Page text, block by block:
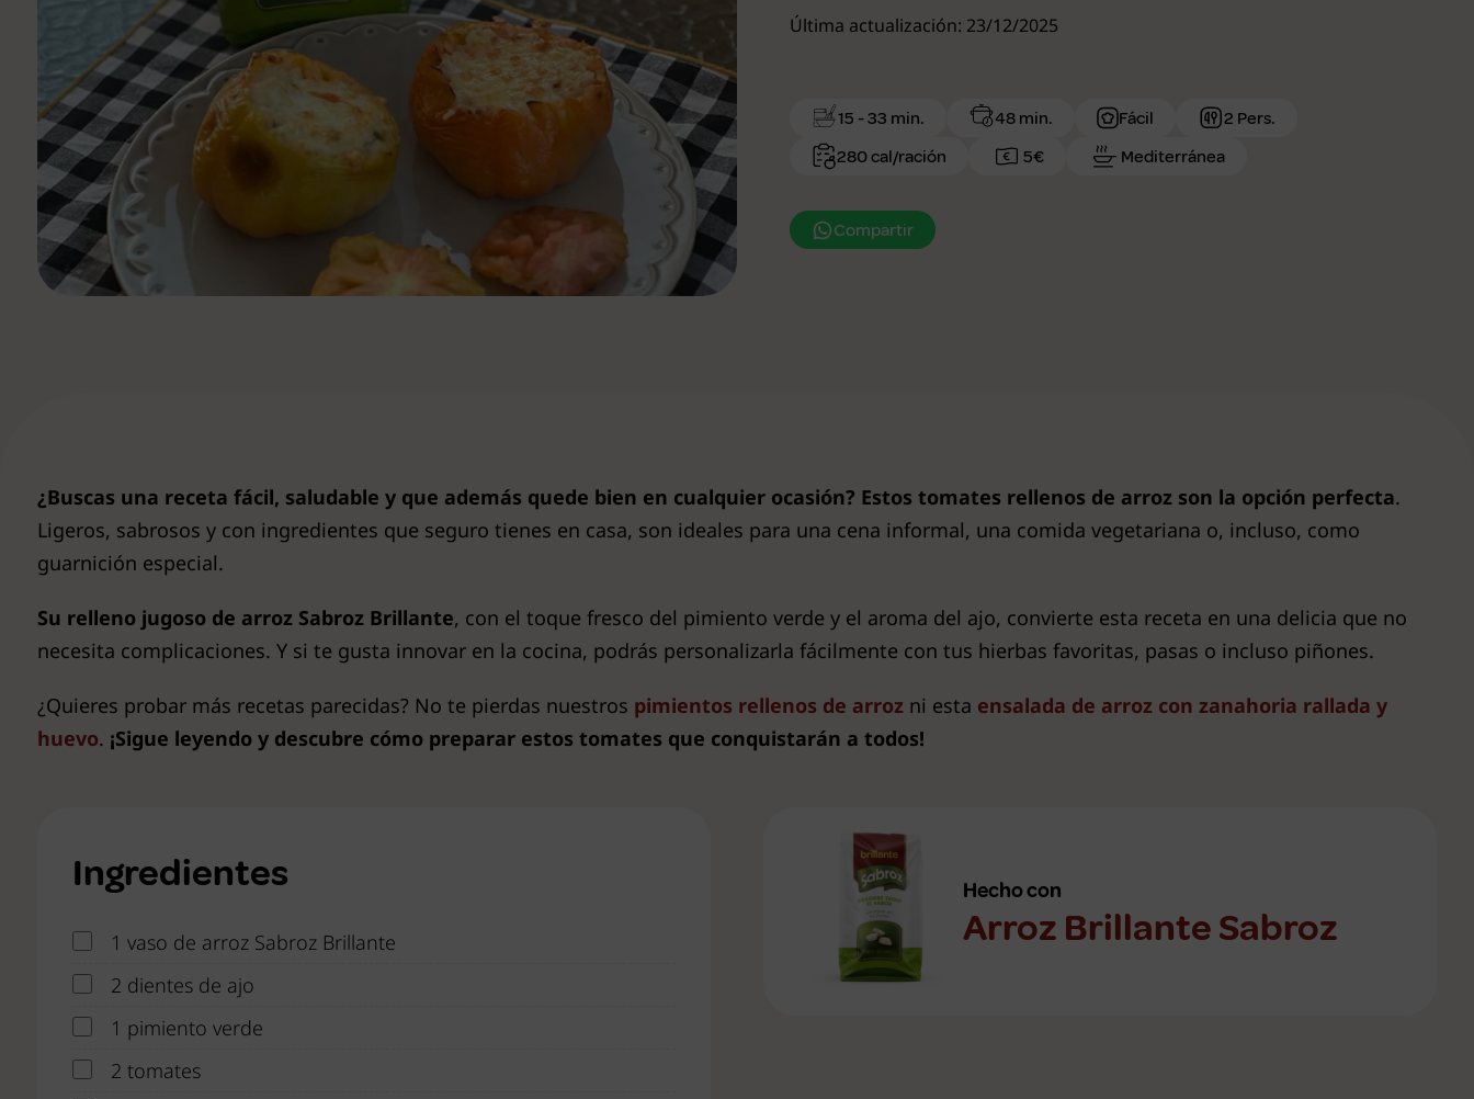
Última actualización: 23/12/2025
15 - 33 min. 48 min. Fácil
2 Pers.
280 cal/ración
5€ Mediterránea
Compartir
¿Buscas una receta fácil, saludable y que además quede bien en cualquier ocasión? Estos tomates rellenos de arroz son la opción perfecta.
Ligeros, sabrosos y con ingredientes que seguro tienes en casa, son ideales para una cena informal, una comida vegetariana o, incluso, como
guarnición especial.
Su relleno jugoso de arroz Sabroz Brillante, con el toque fresco del pimiento verde y el aroma del ajo, convierte esta receta en una delicia que no
necesita complicaciones. Y si te gusta innovar en la cocina, podrás personalizarla fácilmente con tus hierbas favoritas, pasas o incluso piñones.
¿Quieres probar más recetas parecidas? No te pierdas nuestros pimientos rellenos de arroz ni esta ensalada de arroz con zanahoria rallada y
huevo. ¡Sigue leyendo y descubre cómo preparar estos tomates que conquistarán a todos!
Ingredientes
1 vaso de arroz Sabroz Brillante
2 dientes de ajo
1 pimiento verde
2 tomates
Hecho con
Arroz Brillante Sabroz